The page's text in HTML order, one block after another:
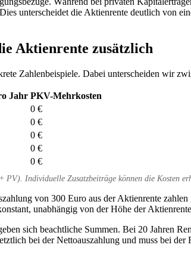
unterscheidet die Aktienrente deutlich von
Aktienrente zusätzlich
Zahlenbeispiele. Dabei unterscheiden wir
Jahr PKV-Mehrkosten
0 €
0 €
0 €
0 €
0 €
Individuelle Zusatzbeiträge können die Kosten
von 300 Euro aus der Aktienrente
unabhängig von der Höhe der
sich beachtliche Summen. Bei 20 Jahren
bei der Nettoauszahlung und muss bei der